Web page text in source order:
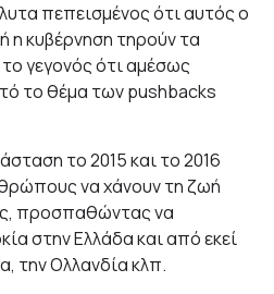
πεπεισμένος ότι αυτός ο
κυβέρνηση τηρούν τα
γεγονός ότι αμέσως
το θέμα των pushbacks
το 2015 και το 2016
να χάνουν τη ζωή
προσπαθώντας να
στην Ελλάδα και από εκεί
την Ολλανδία κλπ.